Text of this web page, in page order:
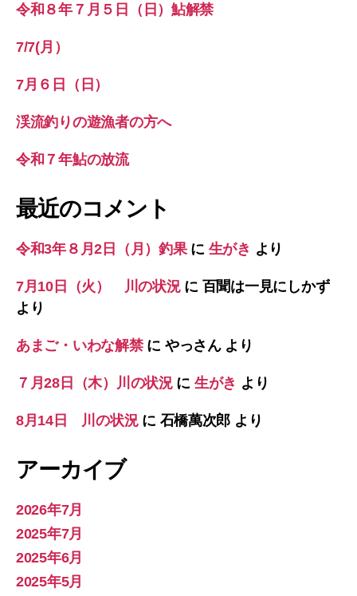
令和８年７月５日（日）鮎解禁
7/7(月）
7月６日（日）
渓流釣りの遊漁者の方へ
令和７年鮎の放流
最近のコメント
令和3年８月2日（月）釣果に 生がき より
7月10日（火） 川の状況に 百聞は一見にしかず
より
あまご・いわな解禁に やっさんより
７月28日（木）川の状況に 生がき より
8月14日 川の状況に 石橋萬次郎 より
アーカイブ
2026年7月
2025年7月
2025年6月
2025年5月